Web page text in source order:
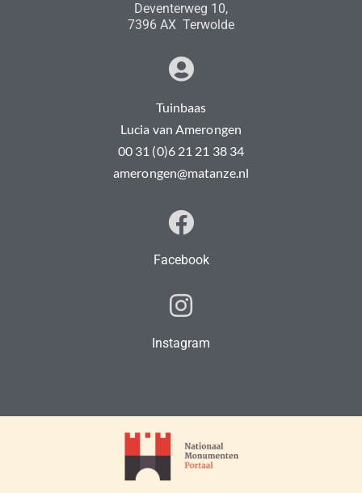
Deventerweg 10,
7396 AX Terwolde
Tuinbaas
Lucia van Amerongen
00 31 (0)6 21 21 38 34
amerongen@matanze.nl
Facebook
Instagram